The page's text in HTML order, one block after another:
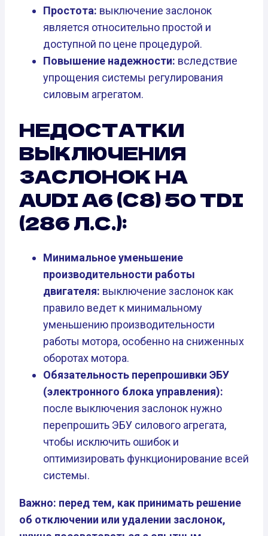
Простота: выключение заслонок
является относительно простой и
доступной по цене процедурой.
Повышение надежности: вследствие
упрощения системы регулирования
силовым агрегатом.
НЕДОСТАТКИ
ВЫКЛЮЧЕНИЯ
ЗАСЛОНОК НА
AUDI A6 (C8) 50 TDI
(286 Л.С.):
Минимальное уменьшение
производительности работы
двигателя: выключение заслонок как
правило ведет к минимальному
уменьшению производительности
работы мотора, особенно на сниженных
оборотах мотора.
Обязательность перепрошивки ЭБУ
(электронного блока управления):
после выключения заслонок нужно
перепрошить ЭБУ силового агрегата,
чтобы исключить ошибок и
оптимизировать функционирование всей
системы.
Важно: перед тем, как принимать решение
об отключении или удалении заслонок,